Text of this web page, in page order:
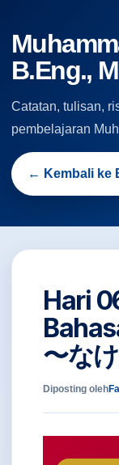
B.Eng.,
Catatan, tulisan,
pembelajaran
← Kembali ke
Hari
〜な
Diposting oleh